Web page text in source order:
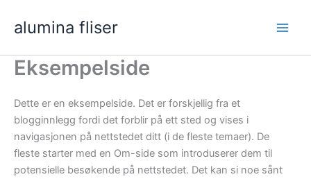
alumina fliser
Eksempelside
Dette er en eksempelside. Det er forskjellig fra et
blogginnlegg fordi det forblir på ett sted og vises i
navigasjonen på nettstedet ditt (i de fleste temaer). De
fleste starter med en Om-side som introduserer dem til
potensielle besøkende på nettstedet. Det kan si noe sånt